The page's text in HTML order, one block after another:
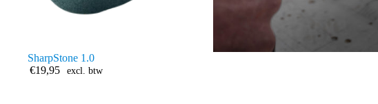
SharpStone 1.0
€19,95
excl. btw